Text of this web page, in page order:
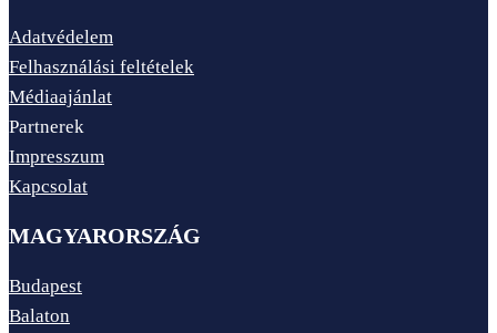
Adatvédelem
Felhasználási feltételek
Médiaajánlat
Partnerek
Impresszum
Kapcsolat
MAGYARORSZÁG
Budapest
Balaton